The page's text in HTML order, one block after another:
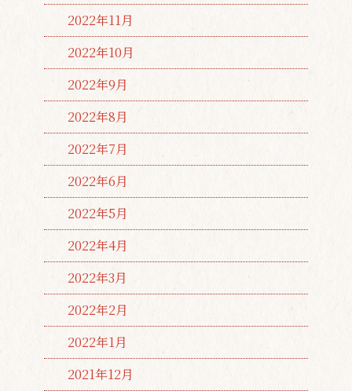
2022年11月
2022年10月
2022年9月
2022年8月
2022年7月
2022年6月
2022年5月
2022年4月
2022年3月
2022年2月
2022年1月
2021年12月